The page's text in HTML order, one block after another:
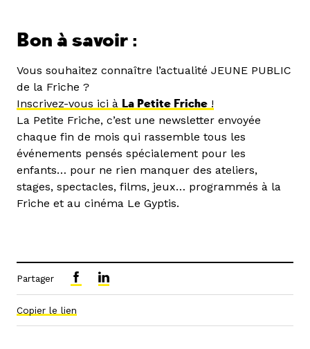
Bon à savoir :
Vous souhaitez connaître l’actualité JEUNE PUBLIC
de la Friche ?
Inscrivez-vous ici à La Petite Friche !
La Petite Friche, c’est une newsletter envoyée
chaque fin de mois qui rassemble tous les
événements pensés spécialement pour les
enfants… pour ne rien manquer des ateliers,
stages, spectacles, films, jeux… programmés à la
Friche et au cinéma Le Gyptis.
Partager
Copier le lien